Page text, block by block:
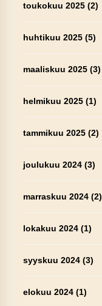
toukokuu 2025(2)
huhtikuu 2025(5)
maaliskuu 2025(3)
helmikuu 2025(1)
tammikuu 2025(2)
joulukuu 2024(3)
marraskuu 2024(2)
lokakuu 2024(1)
syyskuu 2024(3)
elokuu 2024(1)